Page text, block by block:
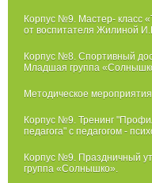
Корпус №9. Мастер- класс
от воспитателя Жилиной
Корпус №8. Спортивный
Младшая группа
Методическое
Корпус №9. Тренинг
педагога" с педагогом -
Корпус №9. Праздничный
группа «Солнышко».